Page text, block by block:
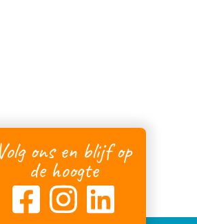
Volg ons en blijf op
de hoogte